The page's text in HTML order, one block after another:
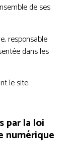
de ses
responsable
dans les
le site.
par la loi
numérique